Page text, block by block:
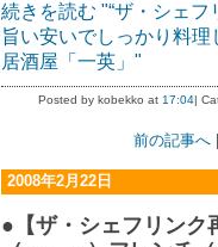
続きを読む "“ザ・シェ
旨い安いでしっかり料
居酒屋「一英」"
Posted by kobekko at 17:04|
前の記事へ
2008年2月22日
●【ザ・シェフリンク